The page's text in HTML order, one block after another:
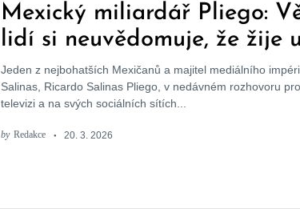
Mexický miliardář Pliego:
lidí si neuvědomuje, že žije
„Matrixu“
Jeden z nejbohatších Mexičanů a majitel mediálního
Salinas, Ricardo Salinas Pliego, v nedávném rozhovoru
televizi a na svých sociálních sítích...
by Redakce 20. 3. 2026